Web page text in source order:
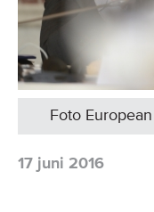
Foto
17 juni 2016